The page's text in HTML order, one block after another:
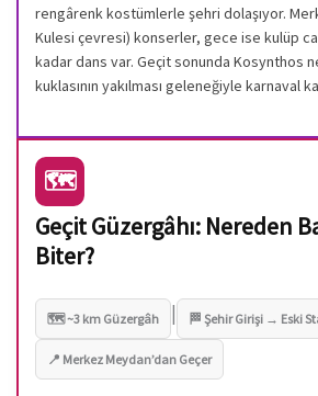
rengârenk kostümlerle şehri dolaşıyor.
Kulesi çevresi) konserler, gece ise kulüp
kadar dans var. Geçit sonunda Kosynthos
kuklasının yakılması geleneğiyle karnaval
🗺️
Geçit Güzergâhı: Nereden
Biter?
🗺️ ~3 km Güzergâh | 🏁 Şehir Girişi → Eski
📍 Merkez Meydan’dan Geçer